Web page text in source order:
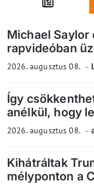
Michael
rapvideóban
2026. augusztus 08.
Így
anélkül, hogy
2026. augusztus 08.
Kihátráltak
mélyponton a